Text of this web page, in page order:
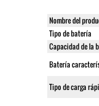
Nombre del
Tipo de batería
Capacidad de la
Batería
Tipo de carga